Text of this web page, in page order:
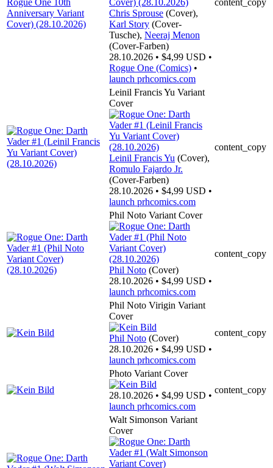
Chris Sprouse (Cover),
Karl Story (Cover-
Tusche), Neeraj Menon
(Cover-Farben)
28.10.2026 • $4,99 USD •
Rogue One (Comics) •
launch prhcomics.com
Leinil Francis Yu Variant
Cover
Leinil Francis Yu (Cover),
Romulo Fajardo Jr.
(Cover-Farben)
28.10.2026 • $4,99 USD •
launch prhcomics.com
content_copy
Phil Noto Variant Cover
Phil Noto (Cover)
28.10.2026 • $4,99 USD •
launch prhcomics.com
content_copy
Phil Noto Virigin Variant
Cover
Phil Noto (Cover)
28.10.2026 • $4,99 USD •
launch prhcomics.com
content_copy
Photo Variant Cover
28.10.2026 • $4,99 USD •
launch prhcomics.com
content_copy
Walt Simonson Variant
Cover